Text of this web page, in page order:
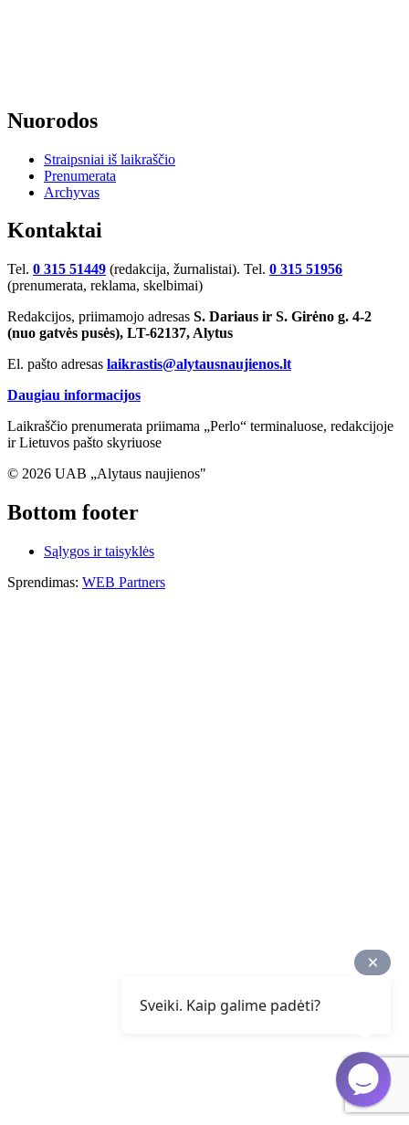
Nuorodos
Straipsniai iš laikraščio
Prenumerata
Archyvas
Kontaktai
Tel. 0 315 51449 (redakcija, žurnalistai). Tel. 0 315 51956
(prenumerata, reklama, skelbimai)
Redakcijos, priimamojo adresas S. Dariaus ir S. Girėno g. 4-2
(nuo gatvės pusės), LT-62137, Alytus
El. pašto adresas laikrastis@alytausnaujienos.lt
Daugiau informacijos
Laikraščio prenumerata priimama „Perlo“ terminaluose, redakcijoje
ir Lietuvos pašto skyriuose
© 2026 UAB „Alytaus naujienos"
Bottom footer
Sąlygos ir taisyklės
Sprendimas: WEB Partners
Sveiki. Kaip galime padėti?